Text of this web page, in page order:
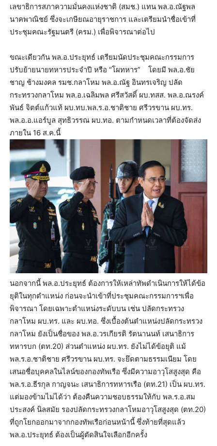
เลขาธิการสภาความมั่นคงแห่งชาติ (สมช.) แทน พล.อ.ณัฐพล
นาคพาณิชย์ ซึ่งจะเกษียณอายุราชการ และเตรียมนำชื่อเข้าที่
ประชุมคณะรัฐมนตรี (ครม.) เพื่อพิจารณาต่อไป
ขณะเดียวกัน พล.อ.ประยุทธ์ เตรียมนัดประชุมคณะกรรมการ
ปรับย้ายนายทหารประจำปี หรือ “โผทหาร” โดยมี พล.อ.ชัย
ชาญ ช้างมงคล รมช.กลาโหม พล.อ.ณัฐ อินทรเจริญ ปลัด
กระทรวงกลาโหม พล.อ.เฉลิมพล ศรีสวัสดิ์ ผบ.ทสส. พล.อ.ณรงค์
พันธ์ จิตต์แก้วแท้ ผบ.ทบ.พล.ร.อ.ชาติชาย ศรีวรขาน ผบ.ทร.
พล.อ.อ.แอร์บูล สุทธิวรรณ ผบ.ทอ. ตามกำหนดเวลาที่ต้องจัดส่ง
ภายใน 16 ส.ค.นี้
นอกจากนี้ พล.อ.ประยุทธ์ ต้องการให้เหล่าทัพดำเนินการให้ได้ข้อ
ยุติในทุกตำแหน่ง ก่อนจะนำเข้าที่ประชุมคณะกรรมการฯเพื่อ
พิจารณา โดยเฉพาะตำแหน่งระดับบน เช่น ปลัดกระทรวง
กลาโหม ผบ.ทร. และ ผบ.ทอ. ซึ่งเบื้องต้นตำแหน่งปลัดกระทรวง
กลาโหม ยังเป็นชื่อของ พล.อ.วรเกียรติ รัตนานนท์ เสนาธิการ
ทหารบก (ตท.20) ส่วนตำแหน่ง ผบ.ทร. ยังไม่ได้ข้อยุติ แม้
พล.ร.อ.ชาติชาย ศรีวรขาน ผบ.ทร. จะยึดตามธรรมเนียม โดย
เสนอชื่อบุคคลในไลน์ของกองทัพเรือ ซึ่งมีความอาวุโสสูงสุด คือ
พล.ร.อ.ธีรกุล กาญจนะ เสนาธิการทหารเรือ (ตท.21) เป็น ผบ.ทร.
แต่มองข้ามไม่ได้ว่า ต้องคืนความชอบธรรมให้กับ พล.ร.อ.สม
ประสงค์ นิลสมัย รองปลัดกระทรวงกลาโหมอาวุโสสูงสุด (ตท.20)
ที่ถูกโยกออกมาจากกองทัพเรือก่อนหน้านี้ ซึ่งท้ายที่สุดแล้ว
พล.อ.ประยุทธ์ ต้องเป็นผู้ตัดสินใจเลือกอีกครั้ง